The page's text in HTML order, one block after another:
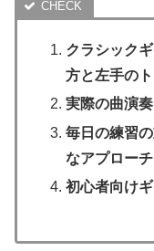
クラシック
方と左手の
実際の曲演
毎日の練習
なアプローチ
初心者向け